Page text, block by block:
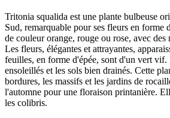
Tritonia squalida est une plante bulbeuse
Sud, remarquable pour ses fleurs en forme
de couleur orange, rouge ou rose, avec des
Les fleurs, élégantes et attrayantes,
feuilles, en forme d'épée, sont d'un vert vif.
ensoleillés et les sols bien drainés. Cette
bordures, les massifs et les jardins de
l'automne pour une floraison printanière.
les colibris.